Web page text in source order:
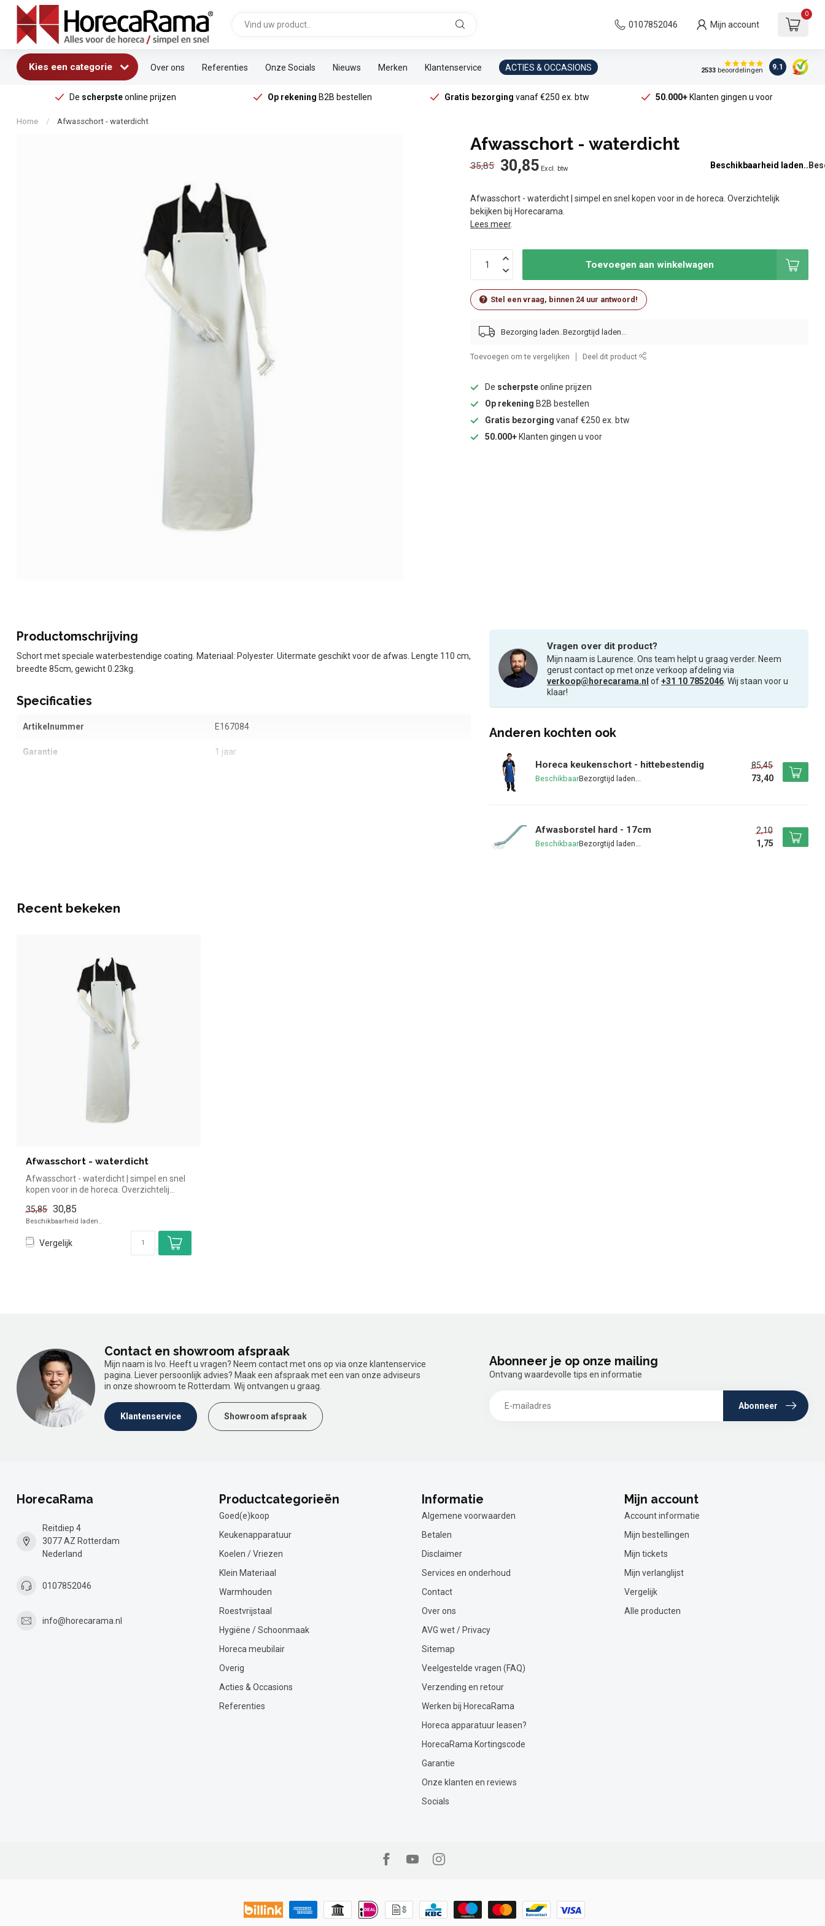
0107852046 Mijn account
0
Kies een categorie Over ons Referenties Onze Socials Nieuws Merken Klantenservice ACTIES & OCCASIONS 2533beoordelingen 9.1
De scherpsteonline prijzen Op rekening B2B bestellen Gratis bezorging vanaf €250 ex. btw 50.000+Klanten gingen u voor
Home / Afwasschort - waterdicht
Afwasschort - waterdicht
35,85 30,85 Excl. btw Beschikbaarheid laden..
Afwasschort - waterdicht | simpel en snel kopen voor in de horeca. Overzichtelijk
bekijken bij Horecarama.
Lees meer.
Toevoegen aan winkelwagen
Stel een vraag, binnen 24 uur antwoord!
Bezorging laden..
Toevoegen om te vergelijken Deel dit product
De scherpsteonline prijzen
Op rekening B2B bestellen
Gratis bezorging vanaf €250 ex. btw
50.000+ Klanten gingen u voor
Productomschrijving
Schort met speciale waterbestendige coating. Materiaal: Polyester. Uitermate geschikt voor de afwas. Lengte 110 cm,
breedte 85cm, gewicht 0.23kg.
Specificaties
Artikelnummer E167084
Garantie 1 jaar
Vragen over dit product?
Mijn naam is Laurence. Ons team helpt u graag verder. Neem
gerust contact op met onze verkoop afdeling via
verkoop@horecarama.nl of+31 10 7852046 . Wij staan voor u
klaar!
Anderen kochten ook
Horeca keukenschort - hittebestendig
Beschikbaar
85,45
73,40
Afwasborstel hard - 17cm
Beschikbaar
2,10
1,75
Recent bekeken
Afwasschort - waterdicht
Afwasschort - waterdicht | simpel en snel
kopen voor in de horeca. Overzichtelij...
35,85 30,85
Beschikbaarheid laden..
Vergelijk
Contact en showroom afspraak
Mijn naam is Ivo. Heeft u vragen? Neem contact met ons op via onze klantenservice
pagina. Liever persoonlijk advies? Maak een afspraak met een van onze adviseurs
in onze showroom te Rotterdam. Wij ontvangen u graag.
Klantenservice Showroom afspraak
Abonneer je op onze mailing
Ontvang waardevolle tips en informatie
Abonneer
HorecaRama
Reitdiep 4
3077 AZ Rotterdam
Nederland
0107852046
info@horecarama.nl
Productcategorieën
Goed(e)koop
Keukenapparatuur
Koelen / Vriezen
Klein Materiaal
Warmhouden
Roestvrijstaal
Hygiëne / Schoonmaak
Horeca meubilair
Overig
Acties & Occasions
Referenties
Informatie
Algemene voorwaarden
Betalen
Disclaimer
Services en onderhoud
Contact
Over ons
AVG wet / Privacy
Sitemap
Veelgestelde vragen (FAQ)
Verzending en retour
Werken bij HorecaRama
Horeca apparatuur leasen?
HorecaRama Kortingscode
Garantie
Onze klanten en reviews
Socials
Mijn account
Account informatie
Mijn bestellingen
Mijn tickets
Mijn verlanglijst
Vergelijk
Alle producten